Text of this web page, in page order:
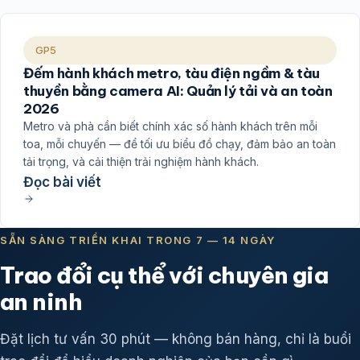
GP5
Đếm hành khách metro, tàu điện ngầm & tàu
thuyền bằng camera AI: Quản lý tải và an toàn
2026
Metro và phà cần biết chính xác số hành khách trên mỗi
toa, mỗi chuyến — để tối ưu biểu đồ chạy, đảm bảo an toàn
tải trọng, và cải thiện trải nghiệm hành khách.
Đọc bài viết
SẴN SÀNG TRIỂN KHAI TRONG 7 — 14 NGÀY
Trao đổi cụ thể với chuyên gia
an ninh
Đặt lịch tư vấn 30 phút — không bán hàng, chỉ là buổi